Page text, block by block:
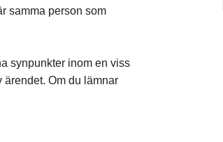
samma person som
synpunkter inom en viss
Om du lämnar